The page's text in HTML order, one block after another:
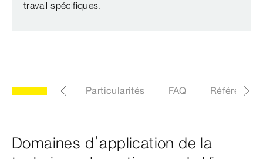
travail spécifiques.
Fonction Particularités FAQ Références
Domaines d’application de la